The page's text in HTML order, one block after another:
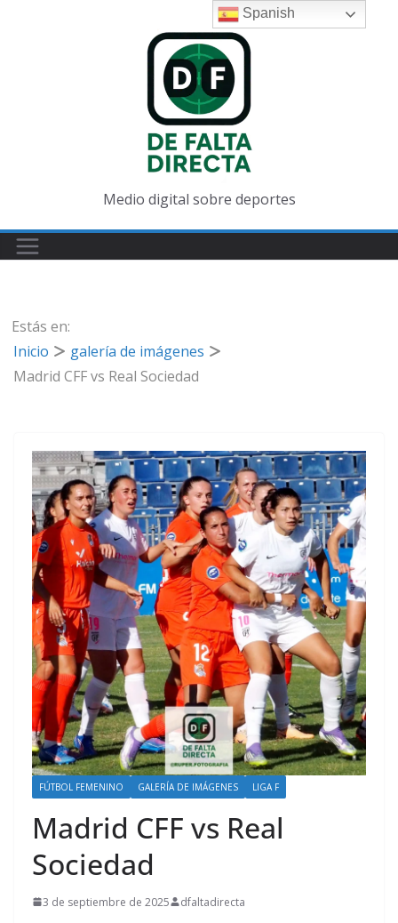
Medio digital sobre deportes
Estás en:
Inicio
galería de imágenes
Madrid CFF vs Real Sociedad
FÚTBOL FEMENINO GALERÍA DE IMÁGENES LIGA F
Madrid CFF vs Real
Sociedad
3 de septiembre de 2025 dfaltadirecta
Spanish